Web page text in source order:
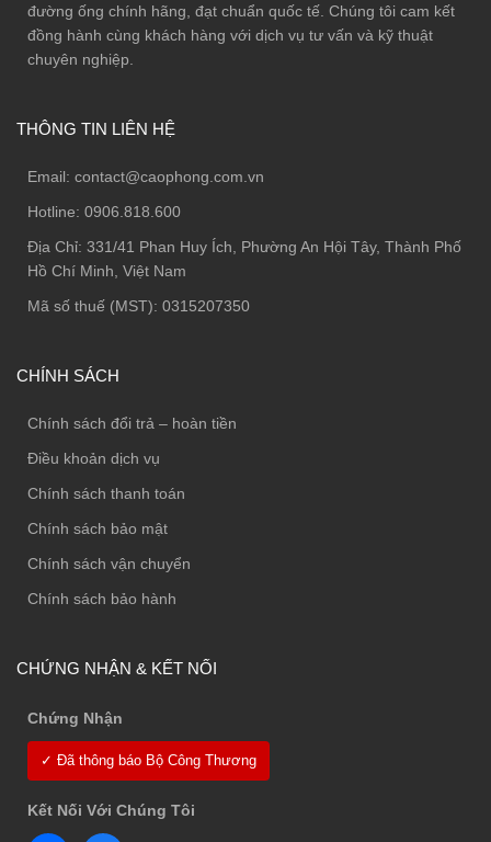
đường ống chính hãng, đạt chuẩn quốc tế. Chúng tôi cam kết
đồng hành cùng khách hàng với dịch vụ tư vấn và kỹ thuật
chuyên nghiệp.
THÔNG TIN LIÊN HỆ
Email: contact@caophong.com.vn
Hotline: 0906.818.600
Địa Chỉ: 331/41 Phan Huy Ích, Phường An Hội Tây, Thành Phố
Hồ Chí Minh, Việt Nam
Mã số thuế (MST): 0315207350
CHÍNH SÁCH
Chính sách đổi trả – hoàn tiền
Điều khoản dịch vụ
Chính sách thanh toán
Chính sách bảo mật
Chính sách vận chuyển
Chính sách bảo hành
CHỨNG NHẬN & KẾT NỐI
Chứng Nhận
✓ Đã thông báo Bộ Công Thương
Kết Nối Với Chúng Tôi